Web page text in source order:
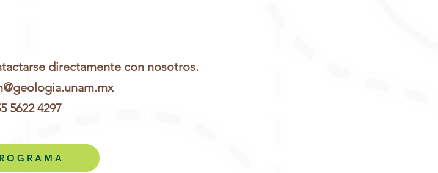
directamente con nosotros.
5622 4297
O G R A M A